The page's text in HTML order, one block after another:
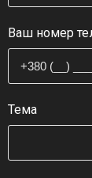
Ваш номер
Тема